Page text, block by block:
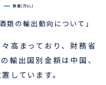
類の輸出動向について」
高まっており、財務省
輸出国別金額は中国、
しています。